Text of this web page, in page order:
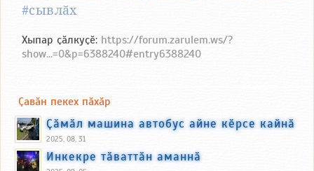
#сывлӑх
Хыпар ҫӑлкуҫӗ: https://forum.zarulem.ws/?
show...=0&p=6388240#entry6388240
Ҫавӑн пекех пӑхӑр
Ҫӑмӑл машина автобус айне кӗрсе кайнӑ
2025, 08, 31
Инкекре тӑваттӑн аманнӑ